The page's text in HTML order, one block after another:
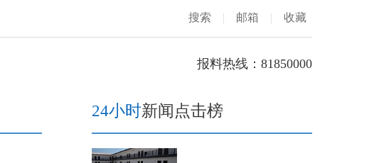
搜索 | 邮箱 | 收藏
报料热线：81850000
24小时新闻点击榜